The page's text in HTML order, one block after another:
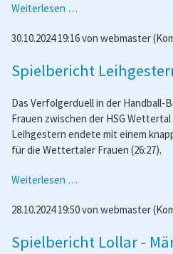
Weiterlesen …
1
TV
30.10.2024 19:16von webmaster
Spielbericht
Das Verfolgerduell in der Handball-
Frauen zwischen der HSG Wettertal
Leihgestern endete mit einem
für die Wettertaler Frauen (26:27).
Weiterlesen …
-
1
28.10.2024 19:50von webmaster
Spielbericht Lollar -